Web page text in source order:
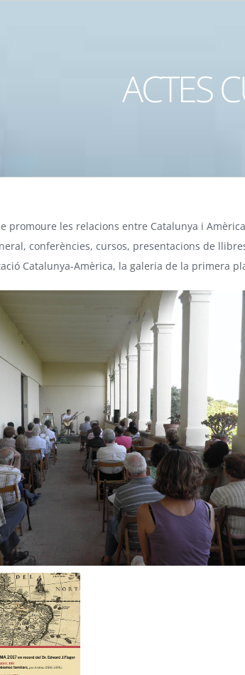
ACTES
promoure les relacions entre Catalunya i
conferències, cursos, presentacions de
Catalunya-Amèrica, la galeria de la primera